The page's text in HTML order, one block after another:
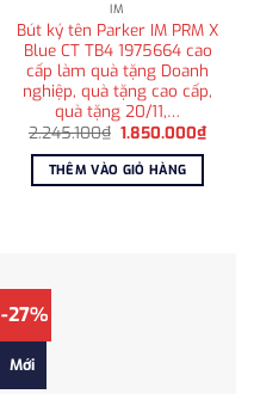
IM
Bút ký tên Parker IM PRM X
Blue CT TB4 1975664 cao
cấp làm quà tặng Doanh
nghiệp, quà tặng cao cấp,
quà tặng 20/11,…
2.245.100₫ Giá
là:
2.245.100₫.
1.850.000₫Giá
hiện
THÊM VÀO GIỎ HÀNG
-27%
Mới